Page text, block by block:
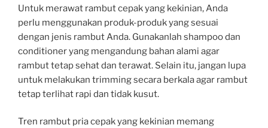
Untuk merawat rambut cepak yang kekinian, Anda
perlu menggunakan produk-produk yang sesuai
dengan jenis rambut Anda. Gunakanlah shampoo dan
conditioner yang mengandung bahan alami agar
rambut tetap sehat dan terawat. Selain itu, jangan lupa
untuk melakukan trimming secara berkala agar rambut
tetap terlihat rapi dan tidak kusut.
Tren rambut pria cepak yang kekinian memang